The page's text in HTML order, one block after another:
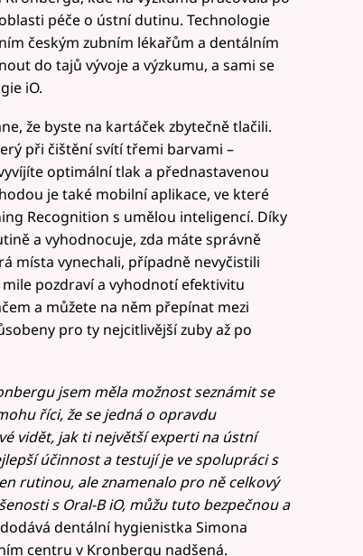
péče o ústní dutinu. Technologie
českým zubním lékařům a dentálním
do tajů vývoje a výzkumu, a sami se
iO.
že byste na kartáček zbytečně tlačili.
při čištění svítí třemi barvami –
optimální tlak a přednastavenou
je také mobilní aplikace, ve které
Recognition s umělou inteligencí. Díky
a vyhodnocuje, zda máte správně
místa vynechali, případně nevyčistili
pozdraví a vyhodnotí efektivitu
a můžete na něm přepínat mezi
pro ty nejcitlivější zuby až po
jsem měla možnost seznámit se
říci, že se jedná o opravdu
vidět, jak ti největší experti na ústní
účinnost a testují je ve spolupráci s
rutinou, ale znamenalo pro ně celkový
s Oral-B iO, můžu tuto bezpečnou a
dentální hygienistka Simona
centru v Kronbergu nadšená.